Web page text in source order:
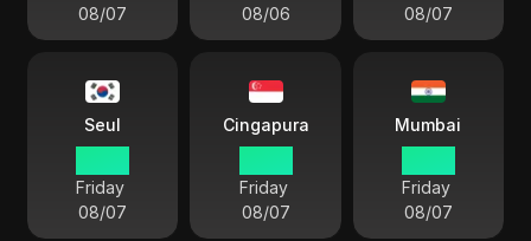
08/07
08/06
08/07
Seul
Friday
08/07
Cingapura
Friday
08/07
Mumbai
Friday
08/07